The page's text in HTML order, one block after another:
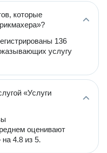
которые
136
услугу
«Услуги
оценивают
4.8 из 5.